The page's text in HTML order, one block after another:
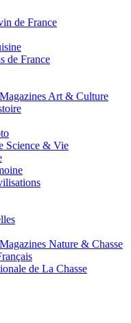
de France
de France
Art & Culture
Science & Vie
Nature & Chasse
de La Chasse